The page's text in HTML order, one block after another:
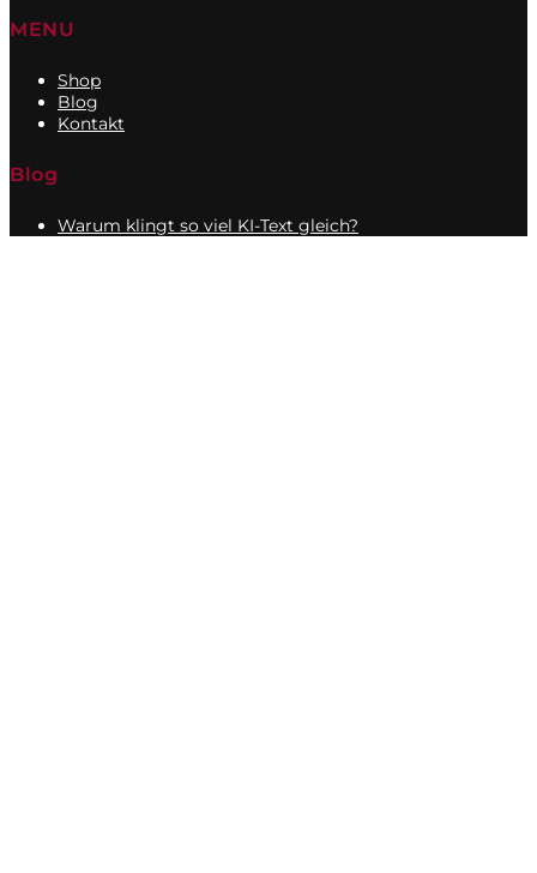
MENU
Shop
Blog
Kontakt
Blog
Warum klingt so viel KI-Text gleich?